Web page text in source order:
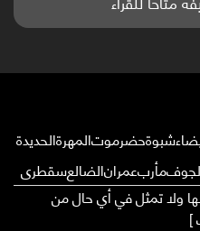
شبوةحضرموتالمهرةالحديدة
مأربعمرانالضالعسقطرى
ولا تمثل في أي حال من
]